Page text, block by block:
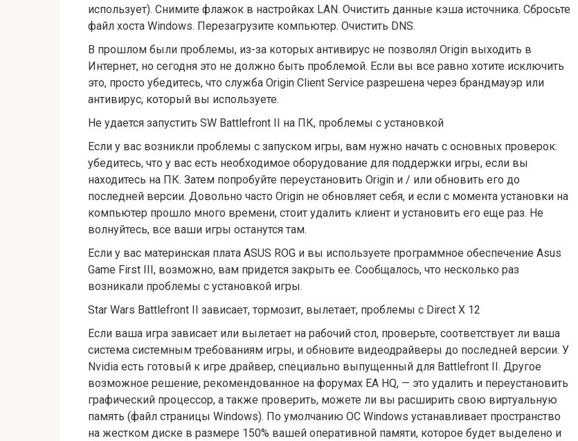
использует). Снимите флажок в настройках LAN. Очистить данные кэша источника. Сбросьте
файл хоста Windows. Перезагрузите компьютер. Очистить DNS.
В прошлом были проблемы, из-за которых антивирус не позволял Origin выходить в
Интернет, но сегодня это не должно быть проблемой. Если вы все равно хотите исключить
это, просто убедитесь, что служба Origin Client Service разрешена через брандмауэр или
антивирус, который вы используете.
Не удается запустить SW Battlefront II на ПК, проблемы с установкой
Если у вас возникли проблемы с запуском игры, вам нужно начать с основных проверок:
убедитесь, что у вас есть необходимое оборудование для поддержки игры, если вы
находитесь на ПК. Затем попробуйте переустановить Origin и / или обновить его до
последней версии. Довольно часто Origin не обновляет себя, и если с момента установки на
компьютер прошло много времени, стоит удалить клиент и установить его еще раз. Не
волнуйтесь, все ваши игры останутся там.
Если у вас материнская плата ASUS ROG и вы используете программное обеспечение Asus
Game First III, возможно, вам придется закрыть ее. Сообщалось, что несколько раз
возникали проблемы с установкой игры.
Star Wars Battlefront II зависает, тормозит, вылетает, проблемы с Direct X 12
Если ваша игра зависает или вылетает на рабочий стол, проверьте, соответствует ли ваша
система системным требованиям игры, и обновите видеодрайверы до последней версии. У
Nvidia есть готовый к игре драйвер, специально выпущенный для Battlefront II. Другое
возможное решение, рекомендованное на форумах EA HQ, — это удалить и переустановить
графический процессор, а также проверить, можете ли вы расширить свою виртуальную
память (файл страницы Windows). По умолчанию ОС Windows устанавливает пространство
на жестком диске в размере 150% вашей оперативной памяти, которое будет выделено и